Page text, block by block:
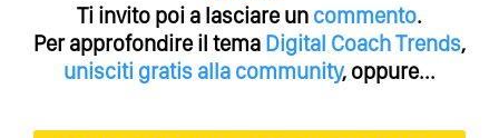
Ti invito poi a lasciare un commento.
Per approfondire il tema Digital CoachTrends,
unisciti gratis alla community, oppure...